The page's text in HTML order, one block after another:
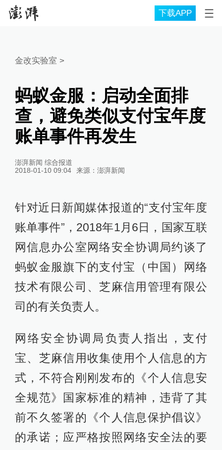
下载APP
金改实验室 >
蚂蚁金服：启动全面排
查，避免类似支付宝年度
账单事件再发生
澎湃新闻 综合报道
2018-01-10 09:04
来源： 澎湃新闻
针对近日新闻媒体报道的“支付宝年度
账单事件”，2018年1月6日，国家互联
网信息办公室网络安全协调局约谈了
蚂蚁金服旗下的支付宝（中国）网络
技术有限公司、芝麻信用管理有限公
司的有关负责人。
网络安全协调局负责人指出，支付
宝、芝麻信用收集使用个人信息的方
式，不符合刚刚发布的《个人信息安
全规范》国家标准的精神，违背了其
前不久签署的《个人信息保护倡议》
的承诺；应严格按照网络安全法的要